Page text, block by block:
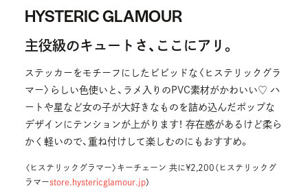
HYSTERIC GLAMOUR
主役級のキュートさ、ここにアリ。
ステッカーをモチーフにしたビビッドな〈ヒステリックグラ
マー〉らしい色使いと、ラメ入りのPVC素材がかわいい♡ ハ
ートや星など女の子が大好きなものを詰め込んだポップな
デザインにテンションが上がります！ 存在感があるけど柔ら
かく軽いので、重ね付けして楽しむのにもおすすめ。
〈ヒステリックグラマー〉キーチェーン 共に¥2,200（ヒステリックグ
ラマーstore.hystericglamour.jp）